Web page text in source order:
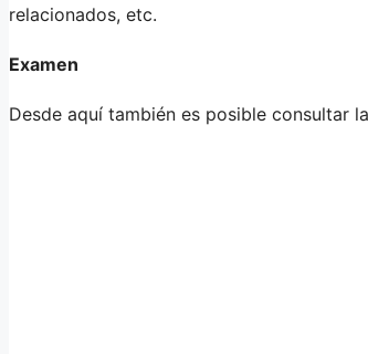
relacionados, etc.
Examen
Desde aquí también es posible consultar la